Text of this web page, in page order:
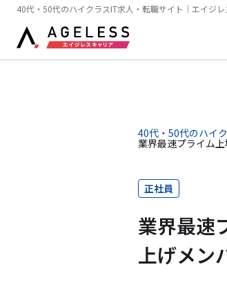
40代・50代のハイクラスIT求人・転職サイト｜エイジ
40代・50代のハイ
業界最速プライム
正社員
業界最速
上げメン